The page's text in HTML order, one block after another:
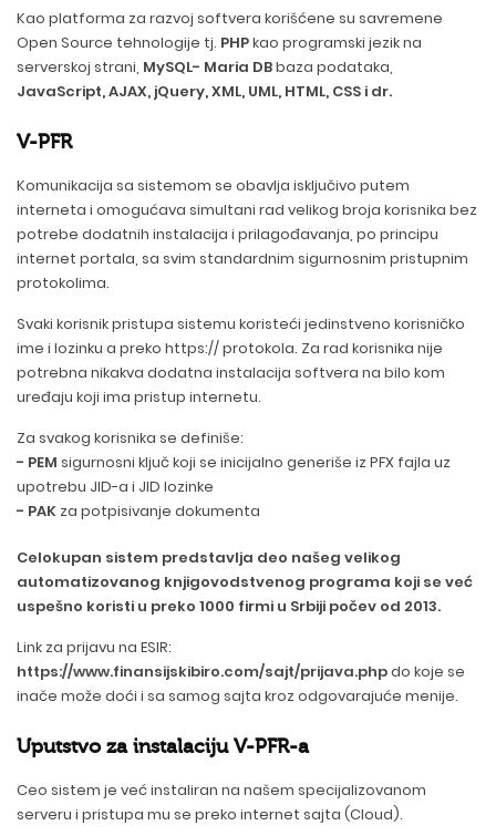
Kao platforma za razvoj softvera korišćene su savremene
Open Source tehnologije tj. PHPkao programski jezik na
serverskoj strani, MySQL- Maria DBbaza podataka,
JavaScript, AJAX, jQuery, XML, UML, HTML, CSS i dr.
V-PFR
Komunikacija sa sistemom se obavlja isključivo putem
interneta i omogućava simultani rad velikog broja korisnika bez
potrebe dodatnih instalacija i prilagođavanja, po principu
internet portala, sa svim standardnim sigurnosnim pristupnim
protokolima.
Svaki korisnik pristupa sistemu koristeći jedinstveno korisničko
ime i lozinku a preko https:// protokola. Za rad korisnika nije
potrebna nikakva dodatna instalacija softvera na bilo kom
uređaju koji ima pristup internetu.
Za svakog korisnika se definiše:
- PEM sigurnosni ključ koji se inicijalno generiše iz PFX fajla uz
upotrebu JID-a i JID lozinke
- PAK za potpisivanje dokumenta
Celokupan sistem predstavlja deo našeg velikog
automatizovanog knjigovodstvenog programa koji se već
uspešno koristi u preko 1000 firmi u Srbiji počev od 2013.
Link za prijavu na ESIR:
https://www.finansijskibiro.com/sajt/prijava.phpdo koje se
inače može doći i sa samog sajta kroz odgovarajuće menije.
Uputstvo za instalaciju V-PFR-a
Ceo sistem je već instaliran na našem specijalizovanom
serveru i pristupa mu se preko internet sajta (Cloud).